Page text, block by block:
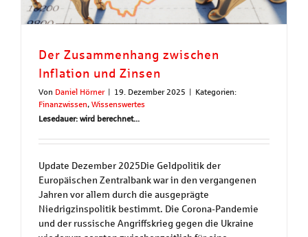
Der Zusammenhang zwischen
Inflation und Zinsen
Von Daniel Hörner | 19. Dezember 2025 | Kategorien:
Finanzwissen, Wissenswertes
Lesedauer: wird berechnet...
Update Dezember 2025Die Geldpolitik der
Europäischen Zentralbank war in den vergangenen
Jahren vor allem durch die ausgeprägte
Niedrigzinspolitik bestimmt. Die Corona-Pandemie
und der russische Angriffskrieg gegen die Ukraine